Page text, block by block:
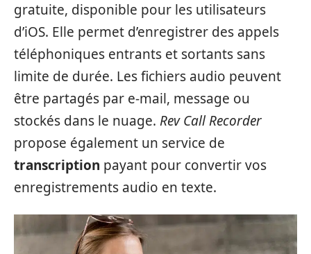
gratuite, disponible pour les utilisateurs
d’iOS. Elle permet d’enregistrer des appels
téléphoniques entrants et sortants sans
limite de durée. Les fichiers audio peuvent
être partagés par e-mail, message ou
stockés dans le nuage. Rev Call Recorder
propose également un service de
transcription payant pour convertir vos
enregistrements audio en texte.